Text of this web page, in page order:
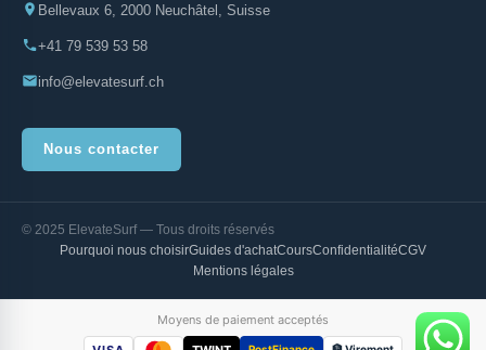
Bellevaux 6, 2000 Neuchâtel, Suisse
+41 79 539 53 58
info@elevatesurf.ch
Nous contacter
© 2025 ElevateSurf — Tous droits réservés
Pourquoi nous choisirGuides d'achatCoursConfidentialitéCGV
Mentions légales
Moyens de paiement acceptés